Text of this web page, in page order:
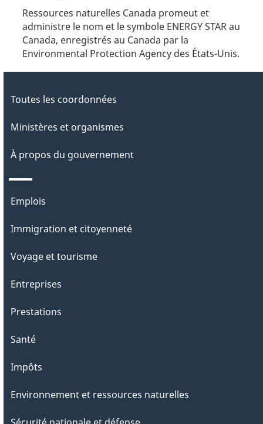
Ressources naturelles Canada promeut et
administre le nom et le symbole ENERGY STAR au
Canada, enregistrés au Canada par la
Environmental Protection Agency des États-Unis.
Toutes les coordonnées
Ministères et organismes
À propos du gouvernement
Thèmes
sujets
Emplois
Immigration et citoyenneté
Voyage et tourisme
Entreprises
Prestations
Santé
Impôts
Environnement et ressources naturelles